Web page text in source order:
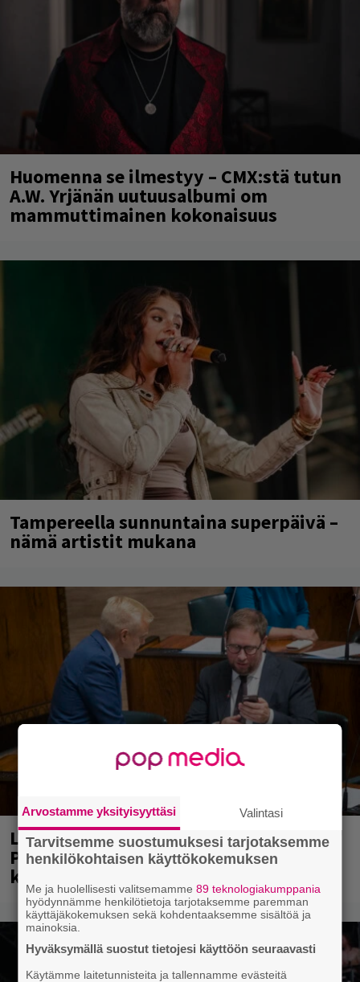
Huomenna se ilmestyy – CMX:stä tutun
A.W. Yrjänän uutuusalbumi om
mammuttimainen kokonaisuus
Tampereella sunnuntaina superpäivä –
nämä artistit mukana
Laittomasta graffitista kiinni jäänyt
Paavo Arhinmäki jälleen spraypullo
kädessä – näitä puolueita ei kiinnosta
Arvostamme yksityisyyttäsi Valintasi
Tarvitsemme suostumuksesi tarjotaksemme
henkilökohtaisen käyttökokemuksen
Me ja huolellisesti valitsemamme89 teknologiakumppania
hyödynnämme henkilötietoja tarjotaksemme paremman
käyttäjäkokemuksen sekä kohdentaaksemme sisältöä ja
mainoksia.
Hyväksymällä suostut tietojesi käyttöön seuraavasti
Käytämme laitetunnisteita ja tallennamme evästeitä